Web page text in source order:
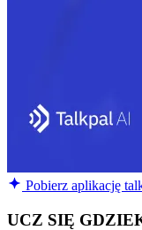
Pobierz aplikację
UCZ SIĘ